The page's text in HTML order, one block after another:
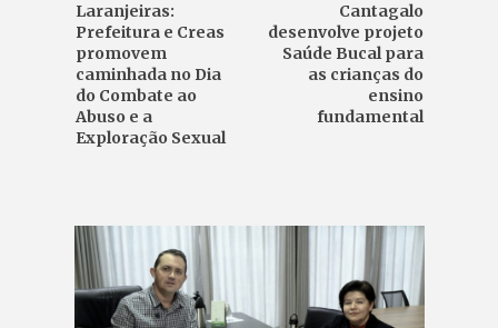
Laranjeiras:
Prefeitura e Creas
promovem
caminhada no Dia
do Combate ao
Abuso e a
Exploração Sexual
Cantagalo
desenvolve projeto
Saúde Bucal para
as crianças do
ensino
fundamental